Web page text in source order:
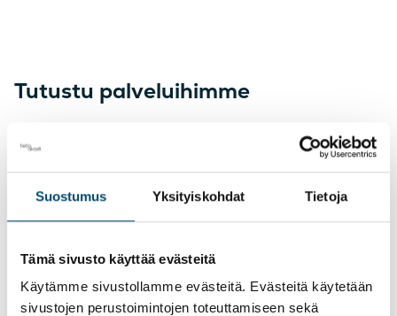
Suostumus Yksityiskohdat Tietoja
Tämä sivusto käyttää evästeitä
Käytämme sivustollamme evästeitä. Evästeitä käytetään
sivustojen perustoimintojen toteuttamiseen sekä
Tutustu palveluihimme
Taloushallinto
Tarjoamme taloushallinnon ratkaisut ja